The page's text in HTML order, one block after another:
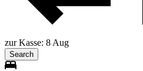
zur Kasse: 8 Aug
Search